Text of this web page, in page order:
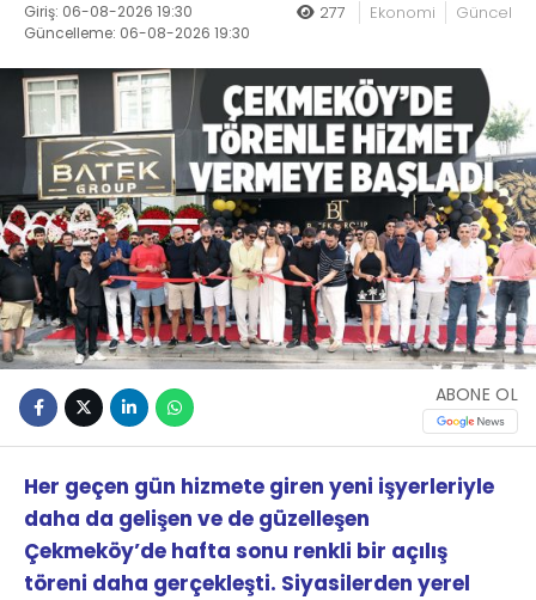
Giriş: 06-08-2026 19:30
Güncelleme: 06-08-2026 19:30
277 Ekonomi Güncel
ABONE OL
Her geçen gün hizmete giren yeni işyerleriyle
daha da gelişen ve de güzelleşen
Çekmeköy’de hafta sonu renkli bir açılış
töreni daha gerçekleşti. Siyasilerden yerel